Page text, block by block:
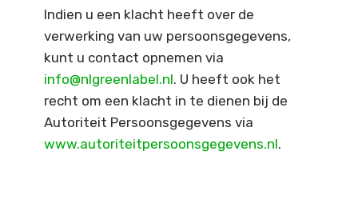
Indien u een klacht heeft over de
verwerking van uw persoonsgegevens,
kunt u contact opnemen via
info@nlgreenlabel.nl. U heeft ook het
recht om een klacht in te dienen bij de
Autoriteit Persoonsgegevens via
www.autoriteitpersoonsgegevens.nl.